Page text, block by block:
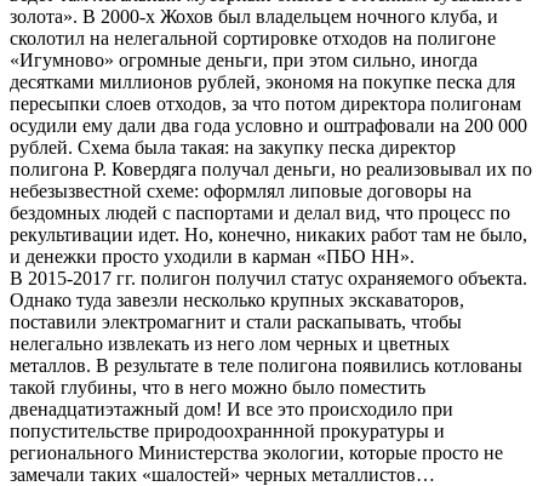
золота». В 2000-х Жохов был владельцем ночного клуба, и
сколотил на нелегальной сортировке отходов на полигоне
«Игумново» огромные деньги, при этом сильно, иногда
десятками миллионов рублей, экономя на покупке песка для
пересыпки слоев отходов, за что потом директора полигонам
осудили ему дали два года условно и оштрафовали на 200 000
рублей. Схема была такая: на закупку песка директор
полигона Р. Ковердяга получал деньги, но реализовывал их по
небезызвестной схеме: оформлял липовые договоры на
бездомных людей с паспортами и делал вид, что процесс по
рекультивации идет. Но, конечно, никаких работ там не было,
и денежки просто уходили в карман «ПБО НН».
В 2015-2017 гг. полигон получил статус охраняемого объекта.
Однако туда завезли несколько крупных экскаваторов,
поставили электромагнит и стали раскапывать, чтобы
нелегально извлекать из него лом черных и цветных
металлов. В результате в теле полигона появились котлованы
такой глубины, что в него можно было поместить
двенадцатиэтажный дом! И все это происходило при
попустительстве природоохраннной прокуратуры и
регионального Министерства экологии, которые просто не
замечали таких «шалостей» черных металлистов…